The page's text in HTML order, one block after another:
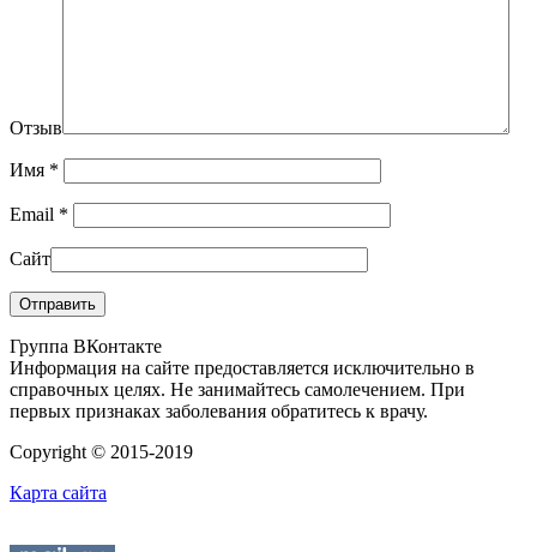
Отзыв
Имя *
Email *
Сайт
Группа ВКонтакте
Информация на сайте предоставляется исключительно в
справочных целях. Не занимайтесь самолечением. При
первых признаках заболевания обратитесь к врачу.
Copyright © 2015-2019
Карта сайта